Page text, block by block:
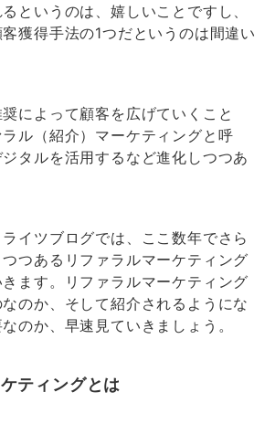
というのは、嬉しいことですし、
獲得手法の1つだというのは間違い
によって顧客を広げていくこと
ル（紹介）マーケティングと呼
タルを活用するなど進化しつつあ
イツブログでは、ここ数年でさら
つあるリファラルマーケティング
ます。リファラルマーケティング
のか、そして紹介されるようにな
のか、早速見ていきましょう。
ティングとは